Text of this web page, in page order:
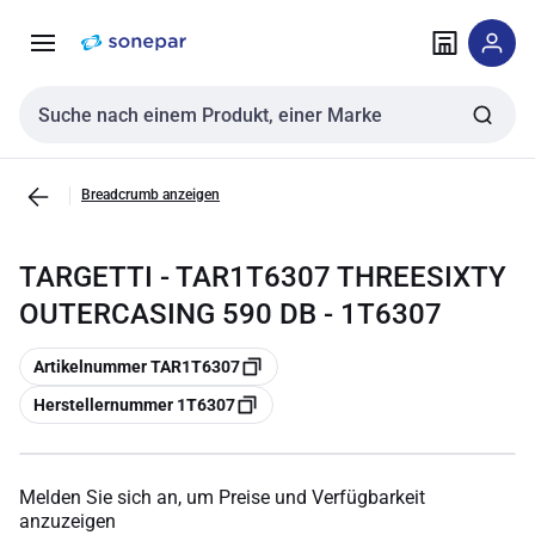
NavigationInhalt
Sucheingabe
Breadcrumb anzeigen
TARGETTI - TAR1T6307 THREESIXTY
OUTERCASING 590 DB - 1T6307
Kopieren
Artikelnummer TAR1T6307
Kopieren
Herstellernummer 1T6307
Melden Sie sich an, um Preise und Verfügbarkeit
anzuzeigen